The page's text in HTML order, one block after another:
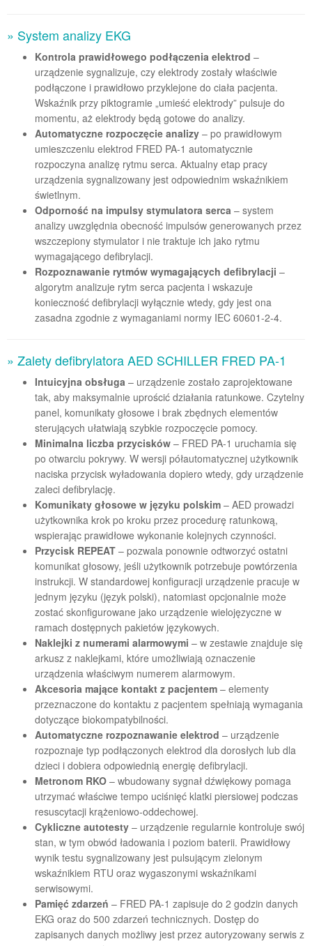
» System analizy EKG
Kontrola prawidłowego podłączenia elektrod –
urządzenie sygnalizuje, czy elektrody zostały właściwie
podłączone i prawidłowo przyklejone do ciała pacjenta.
Wskaźnik przy piktogramie „umieść elektrody” pulsuje do
momentu, aż elektrody będą gotowe do analizy.
Automatyczne rozpoczęcie analizy – po prawidłowym
umieszczeniu elektrod FRED PA-1 automatycznie
rozpoczyna analizę rytmu serca. Aktualny etap pracy
urządzenia sygnalizowany jest odpowiednim wskaźnikiem
świetlnym.
Odporność na impulsy stymulatora serca – system
analizy uwzględnia obecność impulsów generowanych przez
wszczepiony stymulator i nie traktuje ich jako rytmu
wymagającego defibrylacji.
Rozpoznawanie rytmów wymagających defibrylacji –
algorytm analizuje rytm serca pacjenta i wskazuje
konieczność defibrylacji wyłącznie wtedy, gdy jest ona
zasadna zgodnie z wymaganiami normy IEC 60601-2-4.
» Zalety defibrylatora AED SCHILLER FRED PA-1
Intuicyjna obsługa – urządzenie zostało zaprojektowane
tak, aby maksymalnie uprościć działania ratunkowe. Czytelny
panel, komunikaty głosowe i brak zbędnych elementów
sterujących ułatwiają szybkie rozpoczęcie pomocy.
Minimalna liczba przycisków – FRED PA-1 uruchamia się
po otwarciu pokrywy. W wersji półautomatycznej użytkownik
naciska przycisk wyładowania dopiero wtedy, gdy urządzenie
zaleci defibrylację.
Komunikaty głosowe w języku polskim – AED prowadzi
użytkownika krok po kroku przez procedurę ratunkową,
wspierając prawidłowe wykonanie kolejnych czynności.
Przycisk REPEAT – pozwala ponownie odtworzyć ostatni
komunikat głosowy, jeśli użytkownik potrzebuje powtórzenia
instrukcji. W standardowej konfiguracji urządzenie pracuje w
jednym języku (język polski), natomiast opcjonalnie może
zostać skonfigurowane jako urządzenie wielojęzyczne w
ramach dostępnych pakietów językowych.
Naklejki z numerami alarmowymi – w zestawie znajduje się
arkusz z naklejkami, które umożliwiają oznaczenie
urządzenia właściwym numerem alarmowym.
Akcesoria mające kontakt z pacjentem – elementy
przeznaczone do kontaktu z pacjentem spełniają wymagania
dotyczące biokompatybilności.
Automatyczne rozpoznawanie elektrod – urządzenie
rozpoznaje typ podłączonych elektrod dla dorosłych lub dla
dzieci i dobiera odpowiednią energię defibrylacji.
Metronom RKO – wbudowany sygnał dźwiękowy pomaga
utrzymać właściwe tempo uciśnięć klatki piersiowej podczas
resuscytacji krążeniowo-oddechowej.
Cykliczne autotesty – urządzenie regularnie kontroluje swój
stan, w tym obwód ładowania i poziom baterii. Prawidłowy
wynik testu sygnalizowany jest pulsującym zielonym
wskaźnikiem RTU oraz wygaszonymi wskaźnikami
serwisowymi.
Pamięć zdarzeń – FRED PA-1 zapisuje do 2 godzin danych
EKG oraz do 500 zdarzeń technicznych. Dostęp do
zapisanych danych możliwy jest przez autoryzowany serwis z